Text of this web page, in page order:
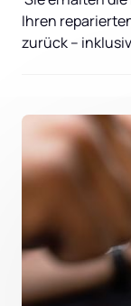
Ihren
zurück –